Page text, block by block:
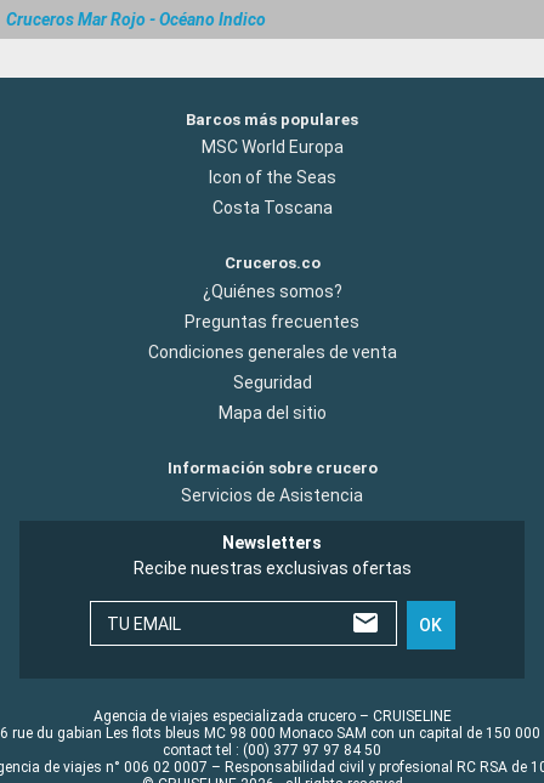
Cruceros Mar Rojo - Océano Indico
Barcos más populares
MSC World Europa
Icon of the Seas
Costa Toscana
Cruceros.co
¿Quiénes somos?
Preguntas frecuentes
Condiciones generales de venta
Seguridad
Mapa del sitio
Información sobre crucero
Servicios de Asistencia
Newsletters
Recibe nuestras exclusivas ofertas
TU EMAIL OK
Agencia de viajes especializada crucero – CRUISELINE
rue du gabian Les flots bleus MC 98 000 Monaco SAM con un capital de 150 000
contact tel : (00) 377 97 97 84 50
de viajes n° 006 02 0007 – Responsabilidad civil y profesional RC RSA de